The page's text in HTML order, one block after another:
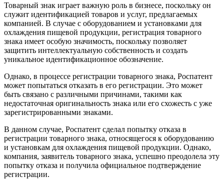
Товарный знак играет важную роль в бизнесе, поскольку он
служит идентификацией товаров и услуг, предлагаемых
компанией. В случае с оборудованием и установками для
охлаждения пищевой продукции, регистрация товарного
знака имеет особую значимость, поскольку позволяет
защитить интеллектуальную собственность и создать
уникальное идентификационное обозначение.
Однако, в процессе регистрации товарного знака, Роспатент
может попытаться отказать в его регистрации. Это может
быть связано с различными причинами, такими как
недостаточная оригинальность знака или его схожесть с уже
зарегистрированными знаками.
В данном случае, Роспатент сделал попытку отказа в
регистрации товарного знака, относящегося к оборудованию
и установкам для охлаждения пищевой продукции. Однако,
компания, заявитель товарного знака, успешно преодолела эту
попытку отказа и получила официальное подтверждение
регистрации.